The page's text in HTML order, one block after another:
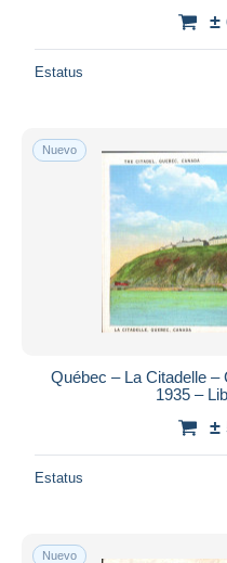
±
Estatus
Nuevo
Québec – La Citadelle –
1935 –
±
Estatus
Nuevo